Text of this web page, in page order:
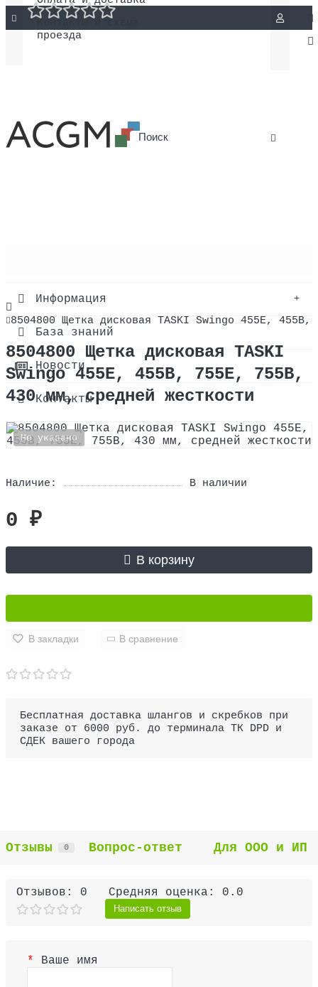
Контакты и схема
проезда
Информация
О компании
Сертификаты
Оплата и доставка
База знаний
Новости
Контакты
8504800 Щетка дисковая TASKI Swingo 455E,
8504800 Щетка дисковая TASKI
Swingo 455E, 455B, 755E, 755B,
430 мм, средней жесткости
Не указано
Наличие: В наличии
0 ₽
В корзину
В закладки В сравнение
Бесплатная доставка шлангов и скребков при
заказе от 6000 руб. до терминала ТК DPD и
СДЕК вашего города
Отзывы 0 Вопрос-ответ Для ООО и ИП
Отзывов: 0 Средняя оценка: 0.0
Написать отзыв
Ваше имя